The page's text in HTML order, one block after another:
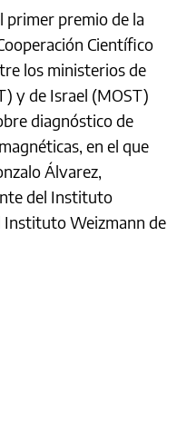
primer premio de la
Científico
los ministerios de
y de Israel (MOST)
diagnóstico de
en el que
Álvarez,
del Instituto
Instituto Weizmann de